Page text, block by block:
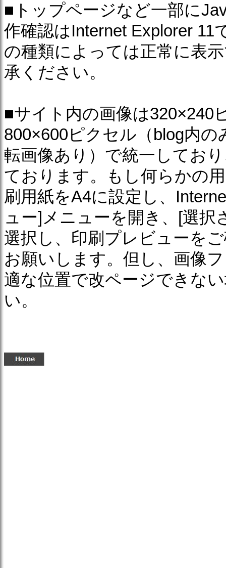
■トップページなど一部に
作確認はInternet Explorer
の種類によっては正常に表
承ください。
■サイト内の画像は320×240
800×600ピクセル（blog内
転画像あり）で統一してお
ております。もし何らかの
刷用紙をA4に設定し、
ュー]メニューを開き、[選
選択し、印刷プレビューを
お願いします。但し、画像
適な位置で改ページできな
い。